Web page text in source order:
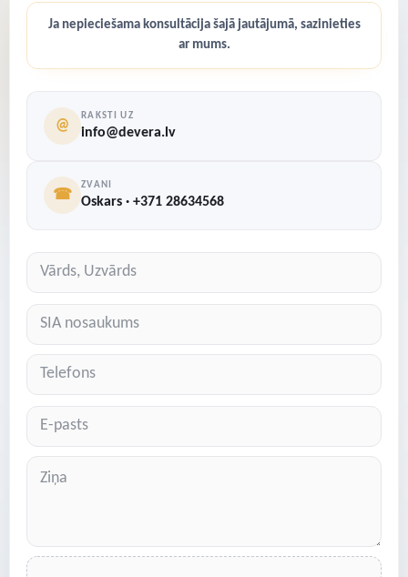
Ja nepieciešama konsultācija šajā jautājumā, sazinieties
ar mums.
@
RAKSTI UZ
info@devera.lv
☎
ZVANI
Oskars · +371 28634568